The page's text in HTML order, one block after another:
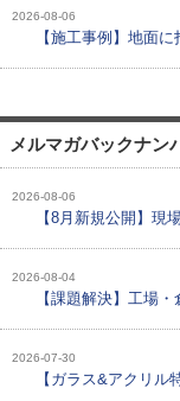
2026-08-06
【施工事例】地面
メルマガバックナン
2026-08-06
【8月新規公開】現
2026-08-04
【課題解決】工場
2026-07-30
【ガラス&アクリ